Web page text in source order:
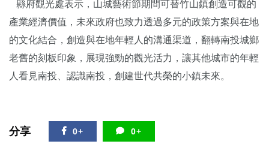
縣府觀光處表示，山城藝術節期間可替竹山鎮創造可觀的
產業經濟價值，未來政府也致力透過多元的政策方案與在地
的文化結合，創造與在地年輕人的溝通渠道，翻轉南投城鄉
老舊的刻板印象，展現強勁的觀光活力，讓其他城市的年輕
人看見南投、認識南投，創建世代共榮的小鎮未來。
分享 0+ 0+